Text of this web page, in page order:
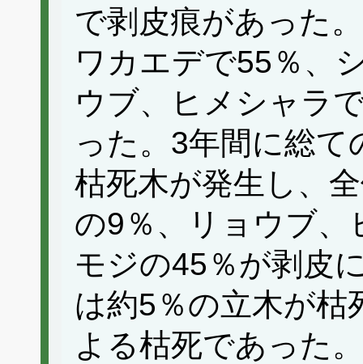
で剥皮痕があった
ワカエデで55％、
ウブ、ヒメシャラ
った。3年間に総
枯死木が発生し、
の9％、リョウブ
モジの45％が剥皮
は約5％の立木が枯
よる枯死であった。